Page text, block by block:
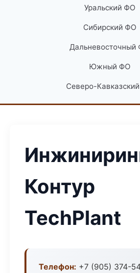
Уральский ФО
Сибирский ФО
Дальневосточный
Южный ФО
Северо-
Контур
TechPlant
Телефон: +7 (905) 374-